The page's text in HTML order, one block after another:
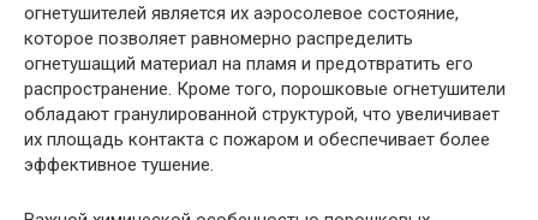
огнетушителей является их аэросолевое состояние,
которое позволяет равномерно распределить
огнетушащий материал на пламя и предотвратить его
распространение. Кроме того, порошковые огнетушители
обладают гранулированной структурой, что увеличивает
их площадь контакта с пожаром и обеспечивает более
эффективное тушение.